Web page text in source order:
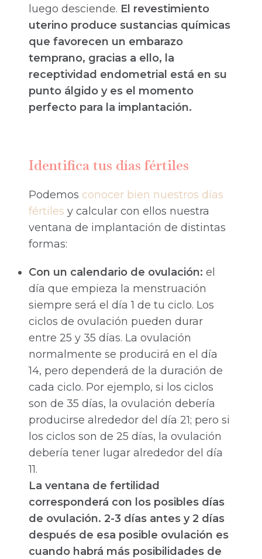
luego desciende. El revestimiento
uterino produce sustancias químicas
que favorecen un embarazo
temprano, gracias a ello, la
receptividad endometrial está en su
punto álgido y es el momento
perfecto para la implantación.
Identifica tus días fértiles
Podemos conocer bien nuestros días
fértiles y calcular con ellos nuestra
ventana de implantación de distintas
formas:
Con un calendario de ovulación: el
día que empieza la menstruación
siempre será el día 1 de tu ciclo. Los
ciclos de ovulación pueden durar
entre 25 y 35 días. La ovulación
normalmente se producirá en el día
14, pero dependerá de la duración de
cada ciclo. Por ejemplo, si los ciclos
son de 35 días, la ovulación debería
producirse alrededor del día 21; pero si
los ciclos son de 25 días, la ovulación
debería tener lugar alrededor del día
11.
La ventana de fertilidad
corresponderá con los posibles días
de ovulación. 2-3 días antes y 2 días
después de esa posible ovulación es
cuando habrá más posibilidades de